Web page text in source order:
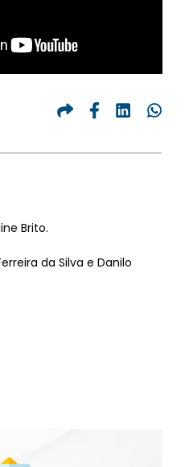
Brito.
da Silva e Danilo